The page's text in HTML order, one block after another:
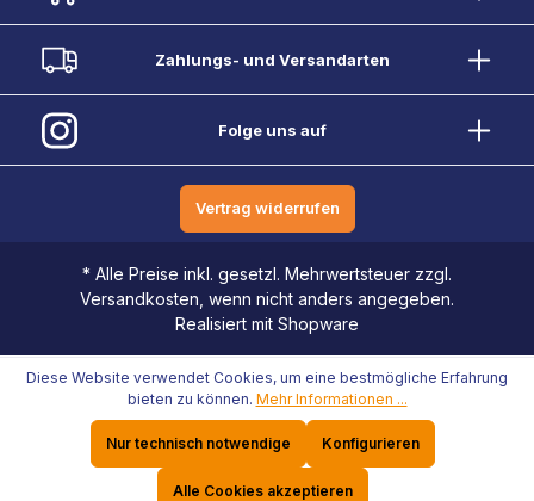
Zahlungs- und Versandarten
Folge uns auf
Vertrag widerrufen
* Alle Preise inkl. gesetzl. Mehrwertsteuer zzgl.
Versandkosten, wenn nicht anders angegeben.
Realisiert mit Shopware
Diese Website verwendet Cookies, um eine bestmögliche Erfahrung
bieten zu können. Mehr Informationen ...
Nur technisch notwendige Konfigurieren
Alle Cookies akzeptieren